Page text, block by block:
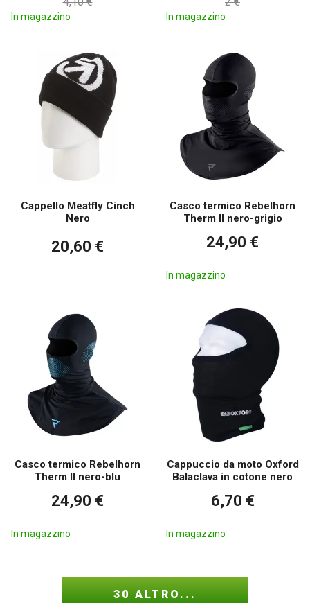
In magazzino In magazzino
Cappello Meatfly Cinch
Nero
20,60 €
Casco termico Rebelhorn
Therm II nero-grigio
24,90 €
In magazzino
Casco termico Rebelhorn
Therm II nero-blu
24,90 €
In magazzino
Cappuccio da moto Oxford
Balaclava in cotone nero
6,70 €
In magazzino
30 ALTRO...